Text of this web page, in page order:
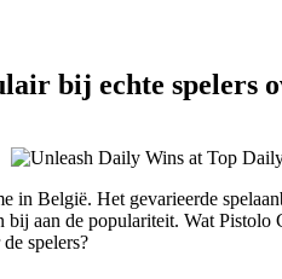
bij echte spelers
in België. Het gevarieerde
aan de populariteit. Wat
spelers?